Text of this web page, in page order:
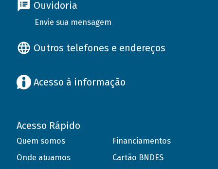
Ouvidoria
Envie sua mensagem
Outros telefones e endereços
Acesso à informação
Acesso Rápido
Quem somos
Onde atuamos
Financiamentos
Cartão BNDES